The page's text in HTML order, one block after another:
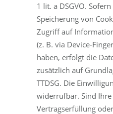
1 lit. a DSGVO.
Speicherung von
Zugriff auf
(z. B. via Device-
haben, erfolgt die
zusätzlich auf
TTDSG. Die
widerrufbar. Sind
Vertragserfüllung